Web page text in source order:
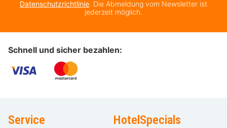
Datenschutzrichtlinie. Die Abmeldung vom Newsletter ist
jederzeit möglich.
Schnell und sicher bezahlen:
Service HotelSpecials